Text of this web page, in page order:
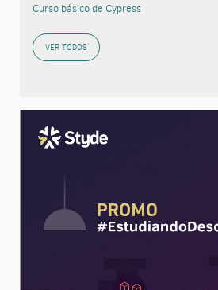
Curso básico de Cypress
VER TODOS